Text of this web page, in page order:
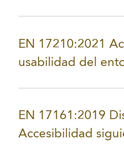
EN 17210:2021
usabilidad del
EN 17161:2019
Accesibilidad